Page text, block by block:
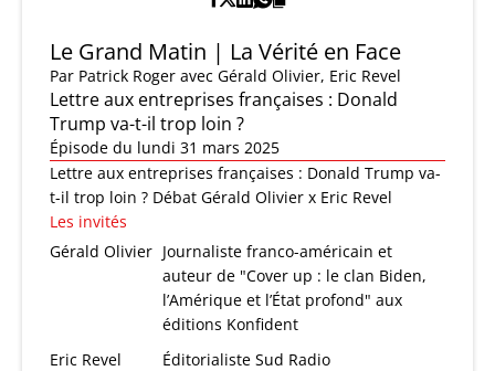
Le Grand Matin | La Vérité en Face
Par Patrick Roger avec Gérald Olivier, Eric Revel
Lettre aux entreprises françaises : Donald
Trump va-t-il trop loin ?
Épisode du lundi 31 mars 2025
Lettre aux entreprises françaises : Donald Trump va-
t-il trop loin ? Débat Gérald Olivier x Eric Revel
Les invités
Gérald Olivier Journaliste franco-américain et
auteur de "Cover up : le clan Biden,
l’Amérique et l’État profond" aux
éditions Konfident
Eric Revel
Éditorialiste Sud Radio